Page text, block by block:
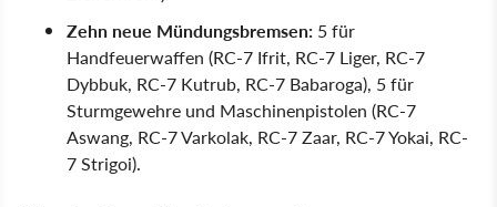
Zehn neue Mündungsbremsen: 5 für
Handfeuerwaffen (RC-7 Ifrit, RC-7 Liger, RC-7
Dybbuk, RC-7 Kutrub, RC-7 Babaroga), 5 für
Sturmgewehre und Maschinenpistolen (RC-7
Aswang, RC-7 Varkolak, RC-7 Zaar, RC-7 Yokai, RC-
7 Strigoi).